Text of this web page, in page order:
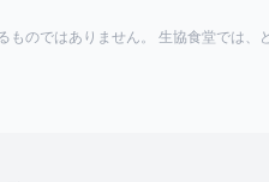
のではありません。 生協食堂では、